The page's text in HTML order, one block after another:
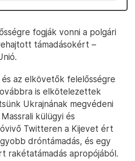
fogják vonni a polgári
támadásokért –
az elkövetők felelősségre
is elkötelezettek
Ukrajnának megvédeni
külügyi és
Twitteren a Kijevet ért
dróntámadás, és egy
rakétatámadás apropójából.